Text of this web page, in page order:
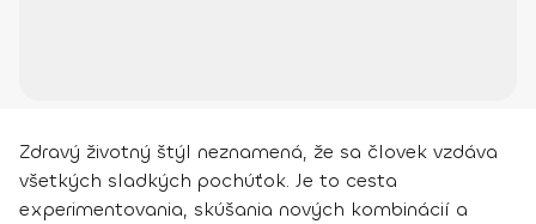
Zdravý životný štýl neznamená, že sa človek vzdáva
všetkých sladkých pochúťok. Je to cesta
experimentovania, skúšania nových kombinácií a